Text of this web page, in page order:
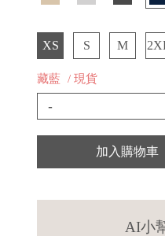
XS S M
藏藍 / 現貨
-
加入購物車
AI小